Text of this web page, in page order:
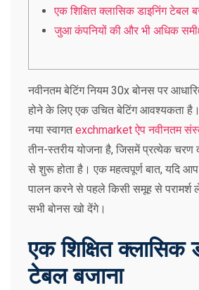
एक शिक्षित क्लासिक डाइनिंग टेबल
जुआ कंपनियों की और भी अधिक
नवीनतम बेटिंग नियम 30x बोनस पर
होने के लिए एक उचित बेटिंग आवश्यकता
नया स्वागतexchmarket ऐप नवीनतम
तीन-स्तरीय योजना है, जिसमें प्रत्येक चरण
से शुरू होता है। एक महत्वपूर्ण बात, यदि आप
पालन करने से पहले किसी समूह से
सभी बोनस खो देंगे।
एक शिक्षित क्लासिक
टेबल बजाना